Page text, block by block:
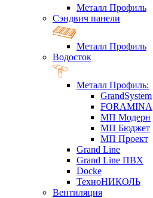
Металл Профиль
Сэндвич панели
Металл Профиль
Водосток
Металл Профиль:
GrandSystem
FORAMINA
МП Модерн
МП Бюджет
МП Проект
Grand Line
Grand Line ПВХ
Docke
ТехноНИКОЛЬ
Вентиляция